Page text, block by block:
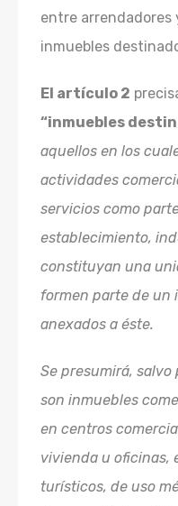
entre arrendadores
inmuebles
El artículo 2
“inmuebles
aquellos en los
actividades
servicios como
establecimiento,
constituyan una
formen parte de un
anexados a éste.
Se presumirá,
son inmuebles
en centros
vivienda u oficinas,
turísticos, de uso